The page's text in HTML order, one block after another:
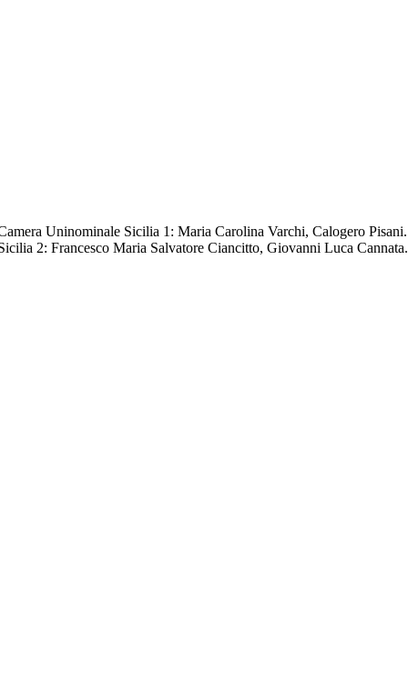
Uninominale Sicilia 1: Maria Carolina Varchi, Calogero Pisani.
2: Francesco Maria Salvatore Ciancitto, Giovanni Luca Cannata.